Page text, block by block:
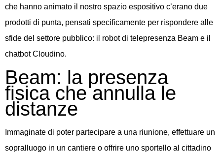
che hanno animato il nostro spazio espositivo c’erano due
prodotti di punta, pensati specificamente per rispondere alle
sfide del settore pubblico: il robot di telepresenza Beam e il
chatbot Cloudino.
Beam: la presenza
fisica che annulla le
distanze
Immaginate di poter partecipare a una riunione, effettuare un
sopralluogo in un cantiere o offrire uno sportello al cittadino